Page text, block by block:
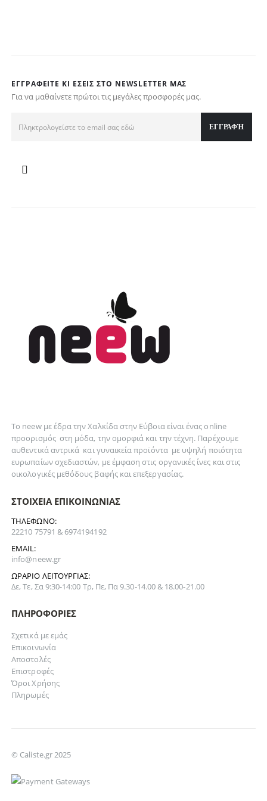
ΕΓΓΡΑΦΕΊΤΕ ΚΙ ΕΣΕΊΣ ΣΤΟ NEWSLETTER ΜΑΣ
Για να μαθαίνετε πρώτοι τις μεγάλες προσφορές μας.
Το neew με έδρα την Xαλκίδα στην Εύβοια είναι ένας online
προορισμός στη μόδα, τηνομορφιά και τηντέχνη. Παρέχουμε
αυθεντικάαντρικά καιγυναικείαπροϊόντα με υψηλή ποιότητα
ευρωπαίων σχεδιαστών, με έμφαση στις οργανικές ίνες και στις
οικολογικές μεθόδους βαφής και επεξεργασίας.
ΣΤΟΙΧΕΊΑ ΕΠΙΚΟΙΝΩΝΊΑΣ
ΤΗΛΈΦΩΝΟ:
22210 75791 & 6974194192
EMAIL:
info@neew.gr
ΩΡΆΡΙΟ ΛΕΙΤΟΥΡΓΊΑΣ:
Δε, Τε, Σα 9:30-14:00 Τρ, Πε, Πα 9.30-14.00 & 18.00-21.00
ΠΛΗΡΟΦΟΡΊΕΣ
Σχετικά με εμάς
Επικοινωνία
Αποστολές
Επιστροφές
Όροι Χρήσης
Πληρωμές
© Caliste.gr 2025